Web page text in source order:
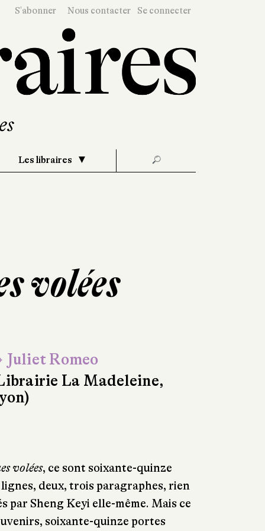
S'abonner Nous contacter Se connecter
Les libraires 🔎
volées
Romeo
La Madeleine,
volées, ce sont soixante-quinze
deux, trois paragraphes, rien
par Sheng Keyi elle-même. Mais ce
soixante-quinze portes